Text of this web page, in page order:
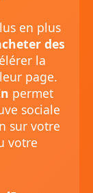
en plus
des
la
page.
permet
sociale
sur votre
votre